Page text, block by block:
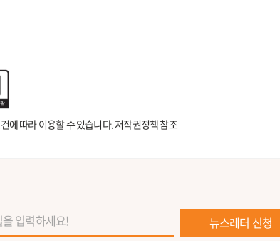
에 따라 이용할 수 있습니다.저작권정책 참조
뉴스레터 신청